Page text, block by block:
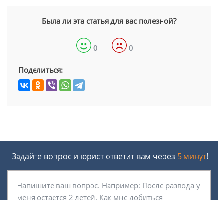
Была ли эта статья для вас полезной?
0 0
Поделиться:
Задайте вопрос и юрист ответит вам через 5 минут!